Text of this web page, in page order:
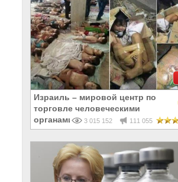
Израиль – мировой центр по
торговле человеческими
органами
3 015 152 111 055